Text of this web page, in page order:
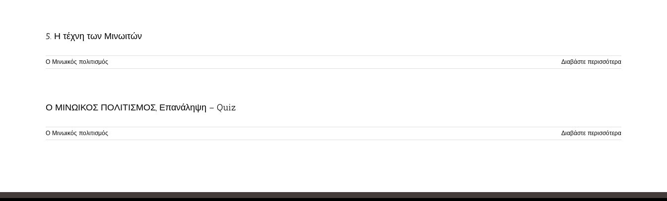
5. Η τέχνη των Μινωιτών
Ο Μινωικός πολιτισμός Διαβάστε περισσότερα
Ο ΜΙΝΩΙΚΟΣ ΠΟΛΙΤΙΣΜΟΣ, Επανάληψη – Quiz
Ο Μινωικός πολιτισμός Διαβάστε περισσότερα